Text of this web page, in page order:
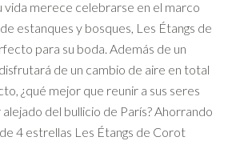
vida merece celebrarse en el marco
estanques y bosques, Les Étangs de
para su boda. Además de un
de un cambio de aire en total
¿qué mejor que reunir a sus seres
del bullicio de París? Ahorrando
4 estrellas Les Étangs de Corot